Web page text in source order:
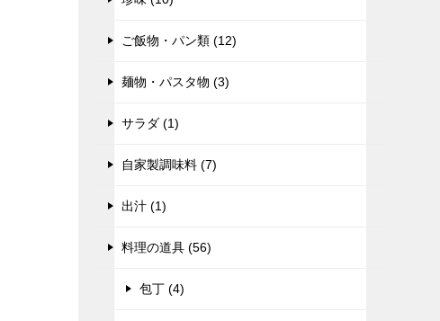
ご飯物・パン類 (12)
麺物・パスタ物 (3)
サラダ (1)
自家製調味料 (7)
出汁 (1)
料理の道具 (56)
包丁 (4)